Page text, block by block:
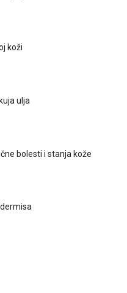
koži
ulja
bolesti i stanja kože